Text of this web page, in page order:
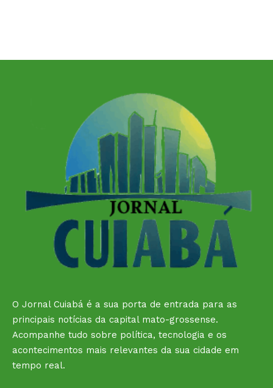
O Jornal Cuiabá é a sua porta de entrada para as
principais notícias da capital mato-grossense.
Acompanhe tudo sobre política, tecnologia e os
acontecimentos mais relevantes da sua cidade em
tempo real.